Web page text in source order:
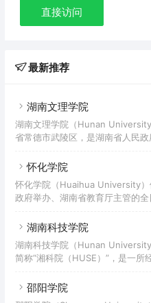
直接访问
最新推荐
湖南文理学院
湖南文理学院（Hunan
省常德市武陵区，是湖南省人民
南省2011计划”，是国家“十三五”
1958年建立的常德师范高等专科
校、湖南农学院常德分院、常德
怀化学院
怀化学院（Huaihua University）
政府举办、湖南省教育厅主管的
化师范专科学校、怀化师范高等
权；2021年获批硕士学位授予立
学院有两个校区，占地1158亩，
湖南科技学院
湖南科技学院（Hunan
简称“湘科院（HUSE）”，是一所
日制普通本科院校，属综合性应
邵阳学院